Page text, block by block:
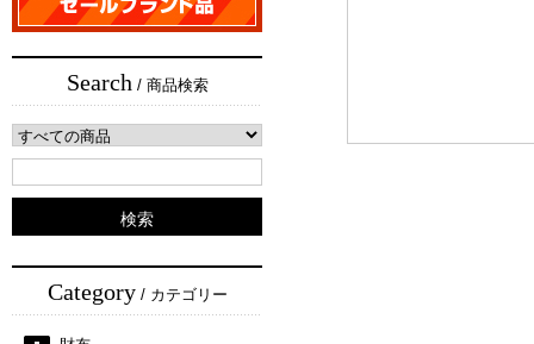
Search/ 商品検索
Category/ カテゴリー